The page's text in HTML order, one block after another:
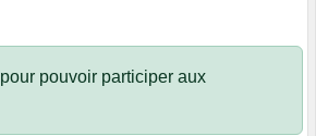
pour pouvoir participer aux